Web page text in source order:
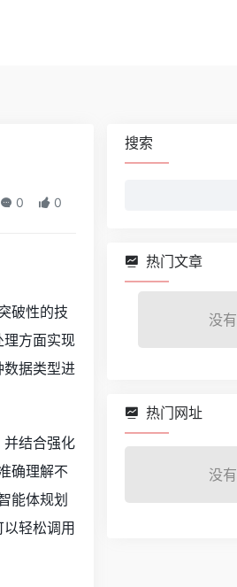
0 0
破性的技
方面实现
据类型进
结合强化
确理解不
能体规划
轻松调用
搜索
热门文章
没
热门网址
没